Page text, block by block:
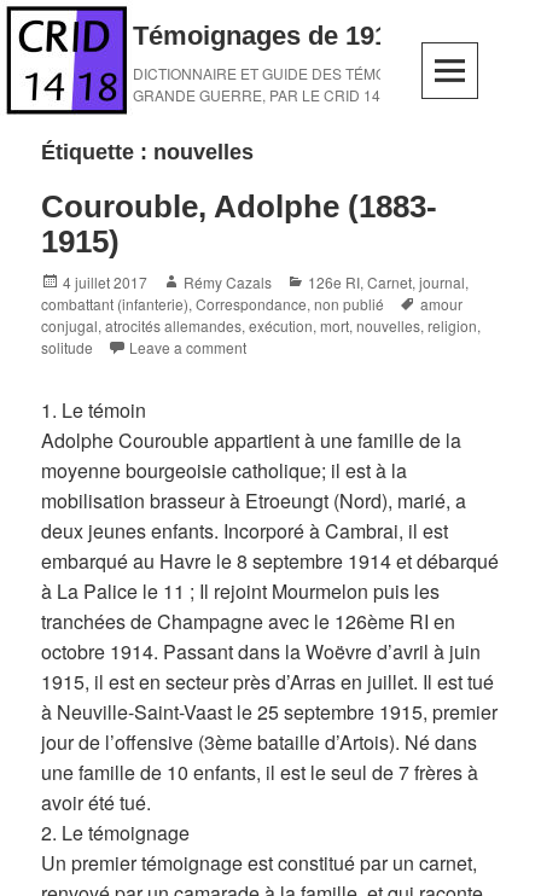
Skip
content
Témoignages de 1914-1918
DICTIONNAIRE ET GUIDE DES TÉMOINS DE LA
GRANDE GUERRE, PAR LE CRID 14-18
Étiquette : nouvelles
Courouble, Adolphe (1883-
1915)
Posted
on
4 juillet 2017 Author
Rémy Cazals Categories
126e RI,Carnet, journal,
combattant (infanterie),Correspondance,non publié Tags
amour
conjugal,atrocités allemandes,exécution,mort,nouvelles,religion,
solitude
Leave a comment
1. Le témoin
Adolphe Courouble appartient à une famille de la
moyenne bourgeoisie catholique; il est à la
mobilisation brasseur à Etroeungt (Nord), marié, a
deux jeunes enfants. Incorporé à Cambrai, il est
embarqué au Havre le 8 septembre 1914 et débarqué
à La Palice le 11 ; Il rejoint Mourmelon puis les
tranchées de Champagne avec le 126ème RI en
octobre 1914. Passant dans la Woëvre d’avril à juin
1915, il est en secteur près d’Arras en juillet. Il est tué
à Neuville-Saint-Vaast le 25 septembre 1915, premier
jour de l’offensive (3ème bataille d’Artois). Né dans
une famille de 10 enfants, il est le seul de 7 frères à
avoir été tué.
2. Le témoignage
Un premier témoignage est constitué par un carnet,